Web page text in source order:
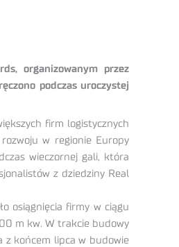
organizowanym przez
podczas uroczystej
firm logistycznych
w regionie Europy
wieczornej gali, która
z dziedziny Real
osiągnięcia firmy w ciągu
m kw. W trakcie budowy
z końcem lipca w budowie